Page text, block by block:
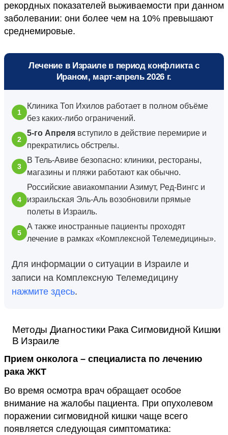
рекордных показателей выживаемости при данном
заболевании: они более чем на 10% превышают
среднемировые.
Лечение в Израиле в период конфликта с
Ираном, март-апрель 2026 г.
Клиника Топ Ихилов работает в полном объёме
без каких-либо ограничений.
5-го Апреля вступило в действие перемирие и
прекратились обстрелы.
В Тель-Авиве безопасно: клиники, рестораны,
магазины и пляжи работают как обычно.
Российские авиакомпании Азимут, Ред-Вингс и
израильская Эль-Аль возобновили прямые
полеты в Израиль.
А также иностранные пациенты проходят
лечение в рамках «Комплексной Телемедицины».
Для информации о ситуации в Израиле и
записи на Комплексную Телемедицину
нажмите здесь.
Методы Диагностики Рака Сигмовидной Кишки
В Израиле
Прием онколога – специалиста по лечению
рака ЖКТ
Во время осмотра врач обращает особое
внимание на жалобы пациента. При опухолевом
поражении сигмовидной кишки чаще всего
появляется следующая симптоматика: